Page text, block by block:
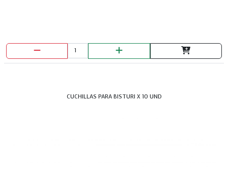
CUCHILLAS PARA BISTURI X 10 UND